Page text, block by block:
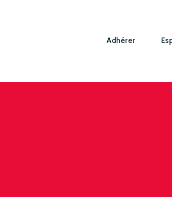
Adhérer